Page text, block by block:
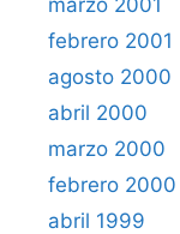
febrero 2001
agosto 2000
abril 2000
marzo 2000
febrero 2000
abril 1999